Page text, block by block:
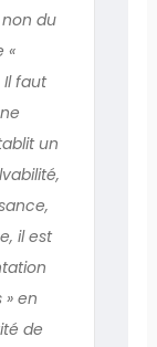
du
«
Il faut
un
il est
» en
de